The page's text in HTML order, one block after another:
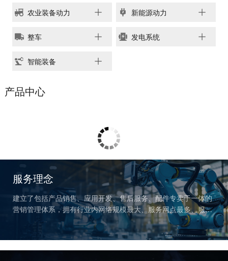
网点；在亚洲、美洲、非
个销售大区、8个船电驻
务代理商，44家船电销
个服务网点
获取更多帮助
联系我们
订购咨询
销售服务热线：
0775-3220350
24小时售后服务热线：
+86 95098
产业基地布局。
了解更多
获取更多帮助
+86 95098
农业装备动力 新能源动力
整车 发电系统
智能装备
产品中心
服务理念
建立了包括产品销售、应用开发、售后服务、配件专卖于一体的
营销管理体系，拥有行业内网络规模最大、服务网点最多、服务
半径最小、三包里程最长、响应时间最短的服务网络。